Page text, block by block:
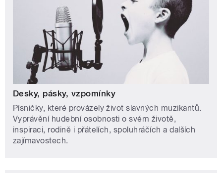
Desky, pásky, vzpomínky
Písničky, které provázely život slavných muzikantů.
Vyprávění hudební osobnosti o svém životě,
inspiraci, rodině i přátelích, spoluhráčích a dalších
zajímavostech.